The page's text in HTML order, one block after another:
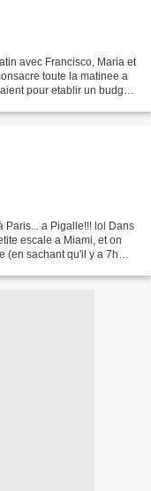
avec Francisco, Maria et
toute la matinee a
pour etablir un budget
Paris... a Pigalle!!! lol Dans
escale a Miami, et on
(en sachant qu'il y a 7h